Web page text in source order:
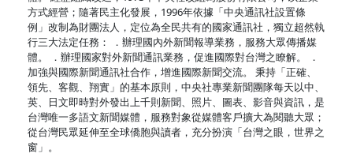
方式經營；隨著民主化發展，1996年依據「中央通訊社設置條
例」改制為財團法人，定位為全民共有的國家通訊社，獨立超然執
行三大法定任務： ．辦理國內外新聞報導業務，服務大眾傳播媒
體。 ．辦理國家對外新聞通訊業務，促進國際對台灣之瞭解。 ．
加強與國際新聞通訊社合作，增進國際新聞交流。 秉持「正確、
領先、客觀、翔實」的基本原則，中央社專業新聞團隊每天以中、
英、日文即時對外發出上千則新聞、照片、圖表、影音與資訊，是
台灣唯一多語文新聞媒體，服務對象從媒體客戶擴大為閱聽大眾；
從台灣民眾延伸至全球僑胞與讀者，充分扮演「台灣之眼，世界之
窗」。